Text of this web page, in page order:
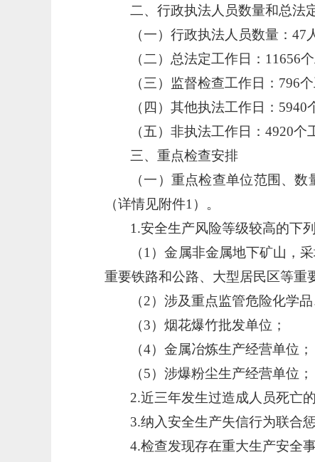
二、行政执法人员数量和总法
（一）行政执法人员数量：47
（二）总法定工作日： 11656
（三）监督检查工作日： 796个
（四）其他执法工作日： 5940
（五）非执法工作日：4920个
三、重点检查安排
（一）重点检查单位范围、
（详情见附件1）。
1.安全生产风险等级较高的下
（1）金属非金属地下矿山，
重要铁路和公路、大型居民区等重
（2）涉及重点监管危险化学
（3）烟花爆竹批发单位；
（4）金属冶炼生产经营单位；
（5）涉爆粉尘生产经营单位；
2.近三年发生过造成人员死亡
3.纳入安全生产失信行为联合
4.检查发现存在重大生产安全